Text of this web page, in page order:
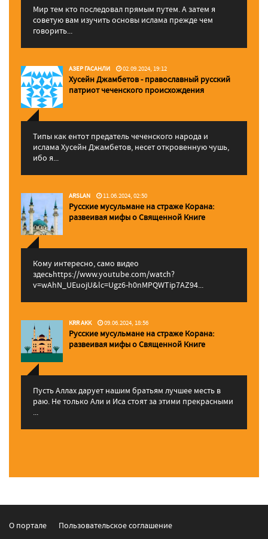
Мир тем кто последовал прямым путем. А затем я
советую вам изучить основы ислама прежде чем
говорить...
АЗЕР ГАСАНЛИ 02.09.2024, 19:12
Хусейн Джамбетов - православный русский
патриот чеченского происхождения
Типы как ентот предатель чеченского народа и
ислама Хусейн Джамбетов, несет откровенную чушь,
ибо я...
ARSLAN 11.06.2024, 02:50
Русские мусульмане на страже Корана:
pазвеивая мифы о Священной Книге
Кому интересно, само видео
здесьhttps://www.youtube.com/watch?
v=wAhN_UEuojU&lc=Ugz6-h0nMPQWTip7AZ94...
KRR AKK 09.06.2024, 18:56
Русские мусульмане на страже Корана:
pазвеивая мифы о Священной Книге
Пусть Аллах дарует нашим братьям лучшее месть в
раю. Не только Али и Иса стоят за этими прекрасными
...
О портале
Пользовательское соглашение